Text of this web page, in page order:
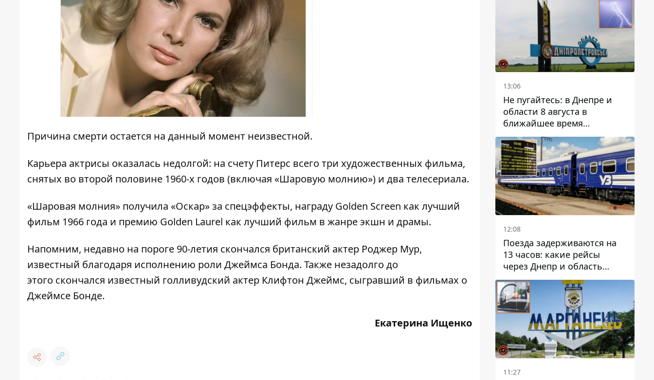
Причина смерти остается на данный момент неизвестной.
Карьера актрисы оказалась недолгой: на счету Питерс всего три художественных фильма,
снятых во второй половине 1960-х годов (включая «Шаровую молнию») и два телесериала.
«Шаровая молния» получила «Оскар» за спецэффекты, награду Golden Screen как лучший
фильм 1966 года и премию Golden Laurel как лучший фильм в жанре экшн и драмы.
Напомним, недавно на пороге 90-летия скончался британский актер Роджер Мур,
известный благодаря исполнению роли Джеймса Бонда. Также незадолго до
этого скончался известный голливудский актер Клифтон Джеймс, сыгравший в фильмах о
Джеймсе Бонде.
Екатерина Ищенко
13:06
Не пугайтесь: в Днепре и
области 8 августа в
ближайшее время
ожидается гроза
12:08
Поезда задерживаются на
13 часов: какие рейсы
через Днепр и область
выбились из графика
11:27